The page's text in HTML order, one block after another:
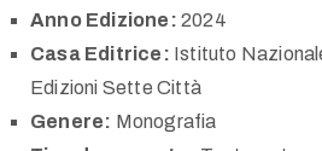
Anno Edizione: 2024
Casa Editrice: Istituto
Edizioni Sette Città
Genere: Monografia